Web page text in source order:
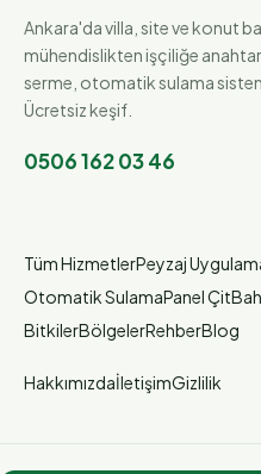
Ankara'da villa, site ve konut
mühendislikten işçiliğe
serme, otomatik sulama
Ücretsiz keşif.
0506 162 03 46
Tüm HizmetlerPeyzaj
Otomatik SulamaPanel Çit
BitkilerBölgelerRehberBlog
HakkımızdaİletişimGizlilik